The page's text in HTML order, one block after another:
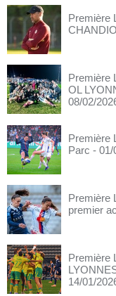
Première
Première
OL
08/02/
Première
Parc - 01/
Première
premier
Première
14/01/